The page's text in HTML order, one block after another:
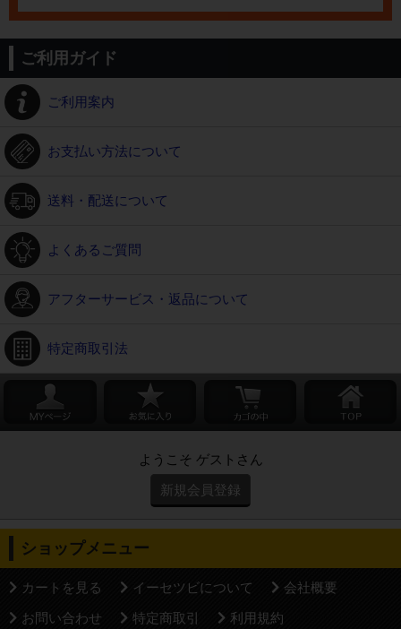
ご利用ガイド
ご利用案内
お支払い方法について
送料・配送について
よくあるご質問
アフターサービス・返品について
特定商取引法
ようこそ ゲストさん
新規会員登録
ショップメニュー
カートを見る イーセツビについて
会社概要
お問い合わせ
特定商取引 利用規約